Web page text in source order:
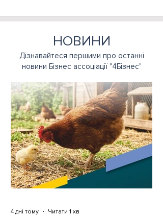
НОВИНИ
Дізнавайтеся першими про останні
новини Бізнес ассоціації "4Бізнес"
4 дні тому Читати 1 хв